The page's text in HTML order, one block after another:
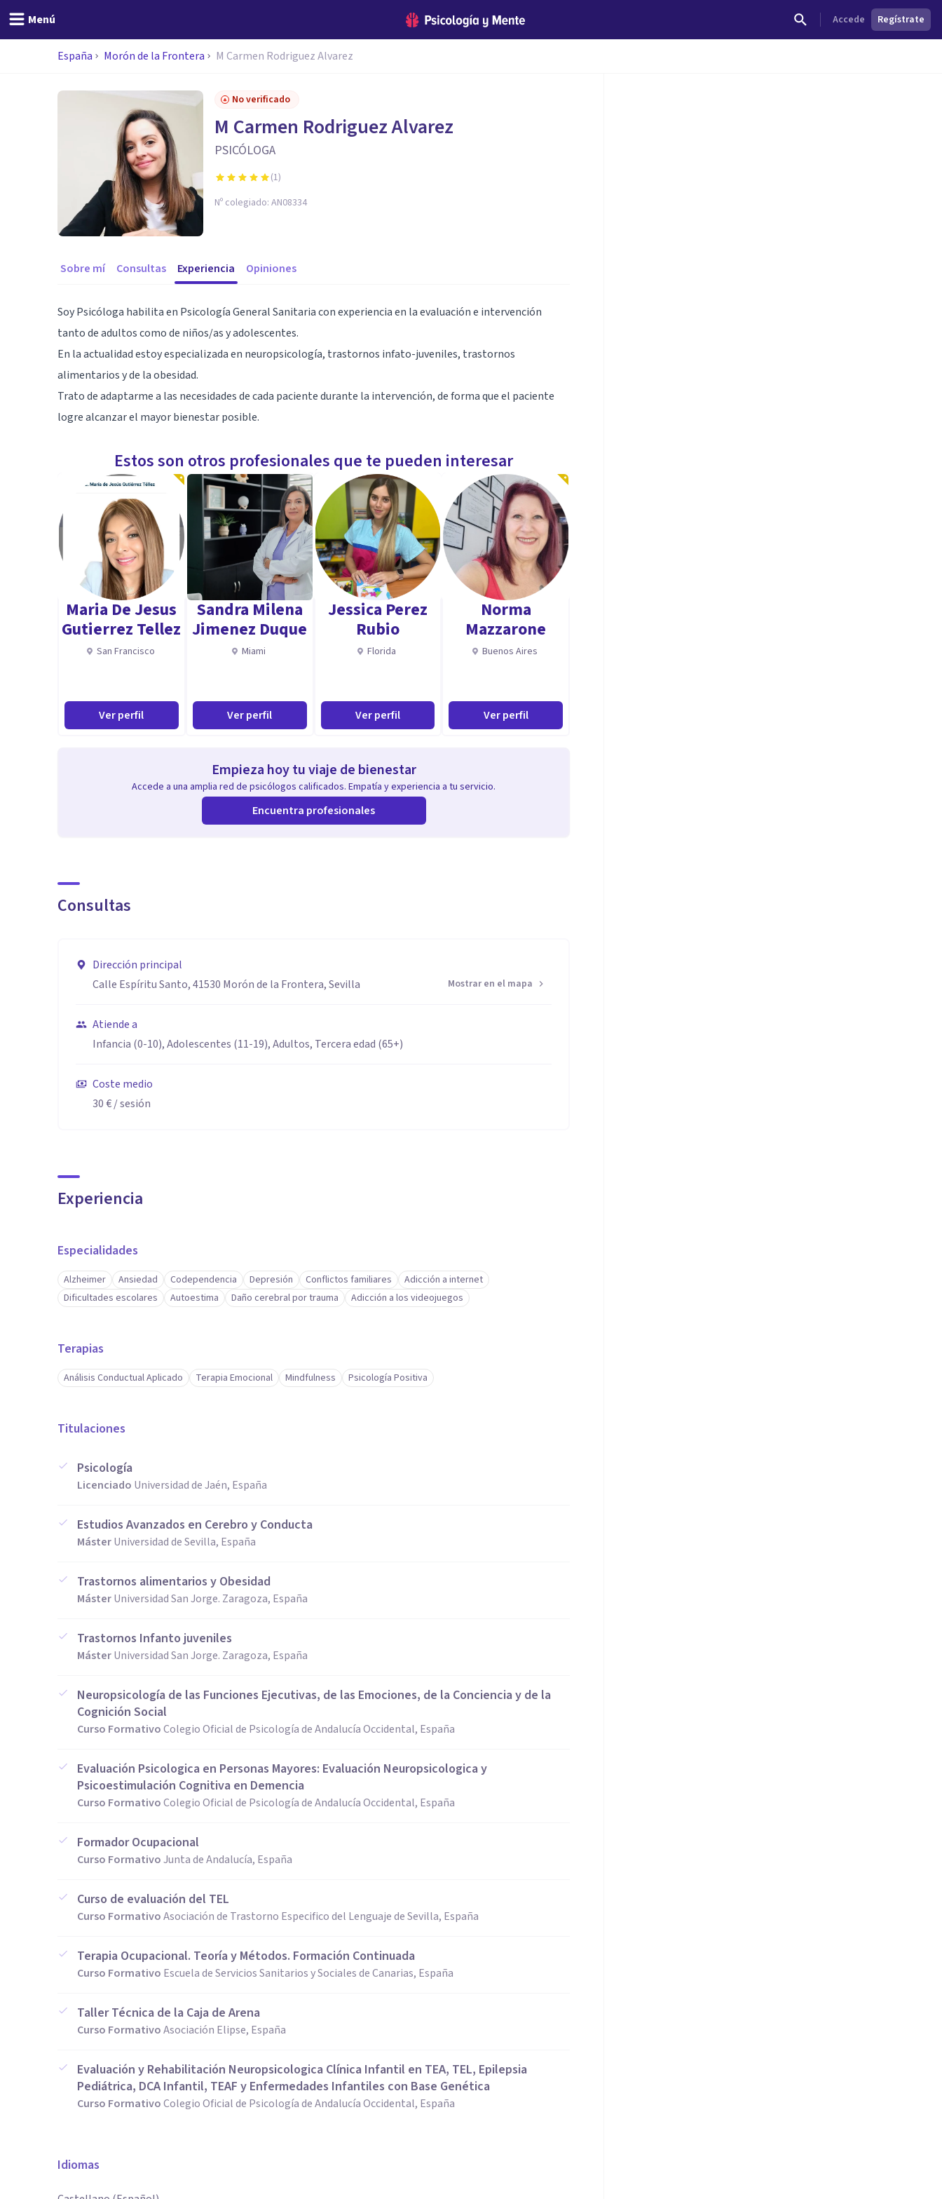
Menú Accede Regístrate
España Morón de la Frontera M Carmen Rodriguez Alvarez
No verificado
M Carmen Rodriguez Alvarez
PSICÓLOGA
(1)
Nº colegiado: AN08334
Sobre mí Consultas Experiencia Opiniones
Soy Psicóloga habilita en Psicología General Sanitaria con experiencia en la evaluación e intervención
tanto de adultos como de niños/as y adolescentes.
En la actualidad estoy especializada en neuropsicología, trastornos infato-juveniles, trastornos
alimentarios y de la obesidad.
Trato de adaptarme a las necesidades de cada paciente durante la intervención, de forma que el paciente
logre alcanzar el mayor bienestar posible.
Estos son otros profesionales que te pueden interesar
Maria De Jesus
Gutierrez Tellez
San Francisco
Ver perfil
Sandra Milena
Jimenez Duque
Miami
Ver perfil
Jessica Perez
Rubio
Florida
Ver perfil
Norma
Mazzarone
Buenos Aires
Ver perfil
Empieza hoy tu viaje de bienestar
Accede a una amplia red de psicólogos calificados. Empatía y experiencia a tu servicio.
Encuentra profesionales
Consultas
Dirección principal
Calle Espíritu Santo, 41530 Morón de la Frontera, Sevilla
Mostrar en el mapa
Atiende a
Infancia (0-10), Adolescentes (11-19), Adultos, Tercera edad (65+)
Coste medio
30 €/ sesión
Experiencia
Especialidades
Alzheimer Ansiedad Codependencia Depresión Conflictos familiares
Adicción a internet
Dificultades escolares
Autoestima Daño cerebral por trauma Adicción a los videojuegos
Terapias
Análisis Conductual Aplicado Terapia Emocional Mindfulness Psicología Positiva
Titulaciones
Psicología
Licenciado Universidad de Jaén, España
Estudios Avanzados en Cerebro y Conducta
MásterUniversidad de Sevilla, España
Trastornos alimentarios y Obesidad
MásterUniversidad San Jorge. Zaragoza, España
Trastornos Infanto juveniles
MásterUniversidad San Jorge. Zaragoza, España
Neuropsicología de las Funciones Ejecutivas, de las Emociones, de la Conciencia y de la
Cognición Social
Curso FormativoColegio Oficial de Psicología de Andalucía Occidental, España
Evaluación Psicologica en Personas Mayores: Evaluación Neuropsicologica y
Psicoestimulación Cognitiva en Demencia
Curso FormativoColegio Oficial de Psicología de Andalucía Occidental, España
Formador Ocupacional
Curso FormativoJunta de Andalucía, España
Curso de evaluación del TEL
Curso FormativoAsociación de Trastorno Especifico del Lenguaje de Sevilla, España
Terapia Ocupacional. Teoría y Métodos. Formación Continuada
Curso Formativo Escuela de Servicios Sanitarios y Sociales de Canarias, España
Taller Técnica de la Caja de Arena
Curso FormativoAsociación Elipse, España
Evaluación y Rehabilitación Neuropsicologica Clínica Infantil en TEA, TEL, Epilepsia
Pediátrica, DCA Infantil, TEAF y Enfermedades Infantiles con Base Genética
Curso FormativoColegio Oficial de Psicología de Andalucía Occidental, España
Idiomas